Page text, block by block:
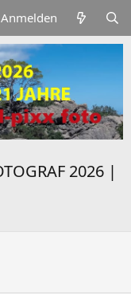
Anmelden
2026 |